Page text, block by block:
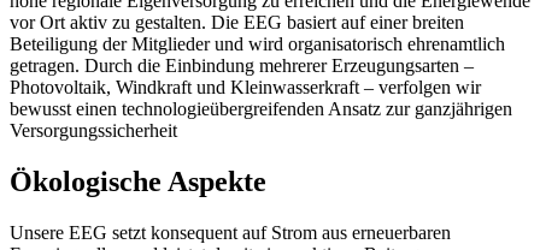
vor Ort aktiv zu gestalten. Die EEG basiert auf einer breiten
Beteiligung der Mitglieder und wird organisatorisch ehrenamtlich
getragen. Durch die Einbindung mehrerer Erzeugungsarten –
Photovoltaik, Windkraft und Kleinwasserkraft – verfolgen wir
bewusst einen technologieübergreifenden Ansatz zur ganzjährigen
Versorgungssicherheit
Ökologische Aspekte
Unsere EEG setzt konsequent auf Strom aus erneuerbaren